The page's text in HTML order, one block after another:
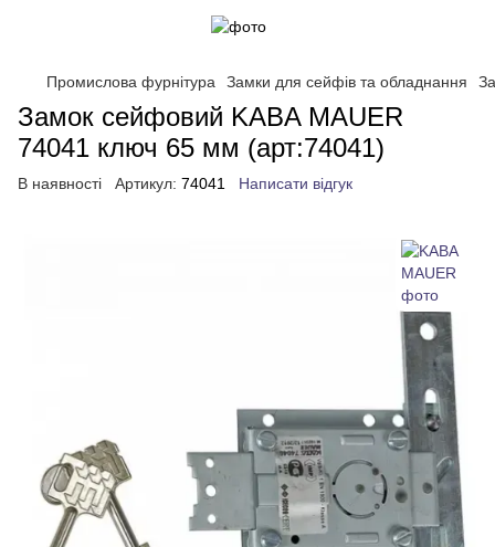
Промислова фурнітура Замки для сейфів та обладнання
Замок сейфовий KABA MAUER
74041 ключ 65 мм (арт:74041)
В наявності Артикул: 74041 Написати відгук